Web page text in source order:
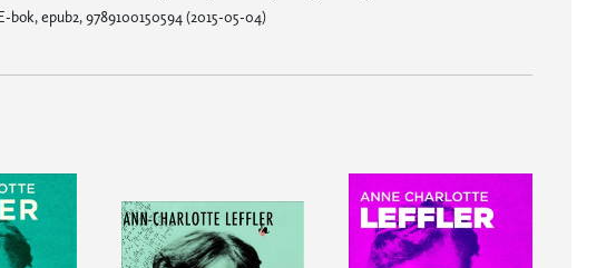
bok, epub2, 9789100150594 (2015-05-04)